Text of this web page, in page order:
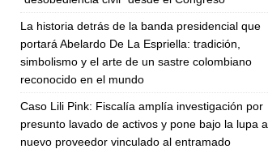
La historia detrás de la banda presidencial que
portará Abelardo De La Espriella: tradición,
simbolismo y el arte de un sastre colombiano
reconocido en el mundo
Caso Lili Pink: Fiscalía amplía investigación por
presunto lavado de activos y pone bajo la lupa a
nuevo proveedor vinculado al entramado